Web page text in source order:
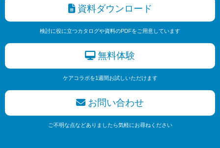
資料ダウンロード
検討に役に立つカタログや資料のPDFをご用意しています
無料体験
ケアコラボを1週間お試しいただけます
お問い合わせ
ご不明な点などありましたら気軽にお尋ねください